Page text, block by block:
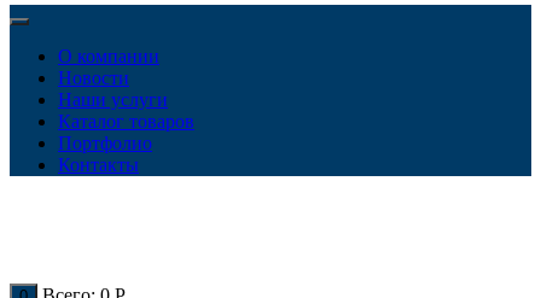
О компании
Новости
Наши услуги
Каталог товаров
Портфолио
Контакты